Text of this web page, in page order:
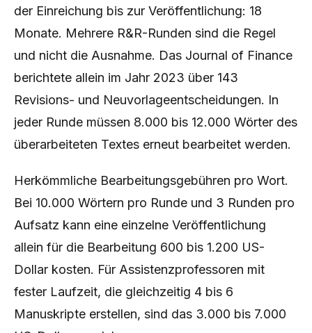
der Einreichung bis zur Veröffentlichung: 18
Monate. Mehrere R&R-Runden sind die Regel
und nicht die Ausnahme. Das Journal of Finance
berichtete allein im Jahr 2023 über 143
Revisions- und Neuvorlageentscheidungen. In
jeder Runde müssen 8.000 bis 12.000 Wörter des
überarbeiteten Textes erneut bearbeitet werden.
Herkömmliche Bearbeitungsgebühren pro Wort.
Bei 10.000 Wörtern pro Runde und 3 Runden pro
Aufsatz kann eine einzelne Veröffentlichung
allein für die Bearbeitung 600 bis 1.200 US-
Dollar kosten. Für Assistenzprofessoren mit
fester Laufzeit, die gleichzeitig 4 bis 6
Manuskripte erstellen, sind das 3.000 bis 7.000